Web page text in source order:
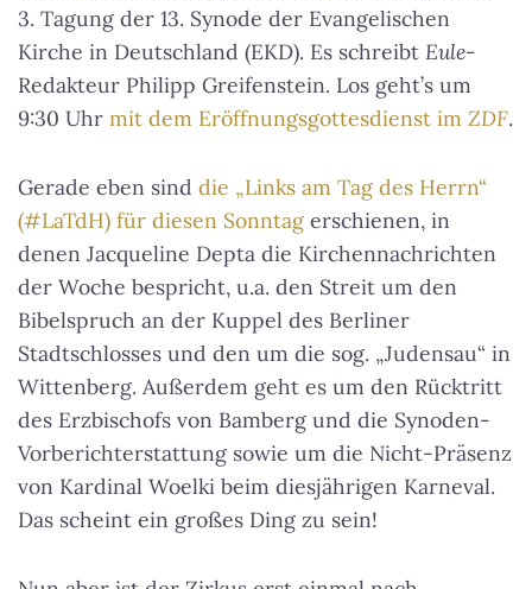
3. Tagung der 13. Synode der Evangelischen
Kirche in Deutschland (EKD). Es schreibt Eule-
Redakteur Philipp Greifenstein. Los geht’s um
9:30 Uhr mit dem Eröffnungsgottesdienst im ZDF.
Gerade eben sind die „Links am Tag des Herrn“
(#LaTdH) für diesen Sonntag erschienen, in
denen Jacqueline Depta die Kirchennachrichten
der Woche bespricht, u.a. den Streit um den
Bibelspruch an der Kuppel des Berliner
Stadtschlosses und den um die sog. „Judensau“ in
Wittenberg. Außerdem geht es um den Rücktritt
des Erzbischofs von Bamberg und die Synoden-
Vorberichterstattung sowie um die Nicht-Präsenz
von Kardinal Woelki beim diesjährigen Karneval.
Das scheint ein großes Ding zu sein!